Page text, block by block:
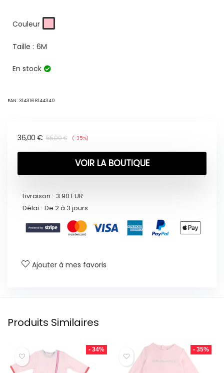
Couleur
Taille : 6M
En stock
EAN: 3143168144340
55,00€
36,00 € (-35%)
VOIR LA BOUTIQUE
Livraison : 3.90 EUR
Délai : De 2 à 3 jours
Ajouter à mes favoris
Produits Similaires
- 34% - 35%